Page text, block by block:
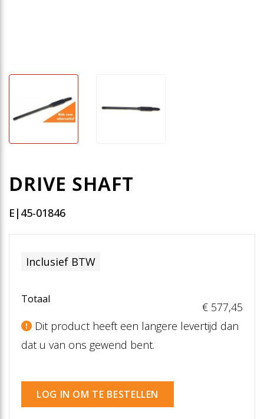
DRIVE SHAFT
E|45-01846
Inclusief BTW
Totaal
€ 577,45
Dit product heeft een langere levertijd dan
dat u van ons gewend bent.
LOG IN OM TE BESTELLEN